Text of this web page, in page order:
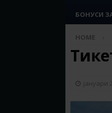
БОНУСИ
HOME
јануари